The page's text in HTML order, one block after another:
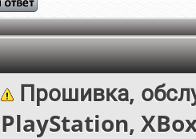
Прошивка,
PlayStation,